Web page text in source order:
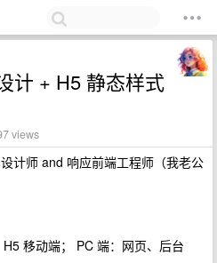
计 + H5 静态样式
views
计师 and 响应前端工程师（我老公
移动端； PC 端：网页、后台